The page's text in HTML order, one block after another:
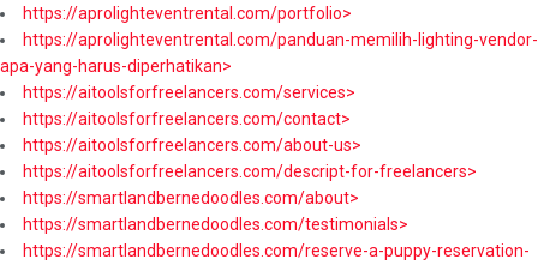
https://aprolighteventrental.com/portfolio>
https://aprolighteventrental.com/panduan-memilih-lighting-vendor-
apa-yang-harus-diperhatikan>
https://aitoolsforfreelancers.com/services>
https://aitoolsforfreelancers.com/contact>
https://aitoolsforfreelancers.com/about-us>
https://aitoolsforfreelancers.com/descript-for-freelancers>
https://smartlandbernedoodles.com/about>
https://smartlandbernedoodles.com/testimonials>
https://smartlandbernedoodles.com/reserve-a-puppy-reservation-